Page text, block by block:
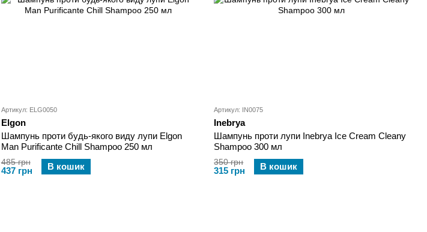
Артикул: ELG0050
Elgon
Шампунь проти будь-якого виду лупи Elgon
Man Purificante Chill Shampoo 250 мл
485 грн
437 грн В кошик
Артикул: IN0075
Inebrya
Шампунь проти лупи Inebrya Ice Cream Cleany
Shampoo 300 мл
350 грн
315 грн В кошик